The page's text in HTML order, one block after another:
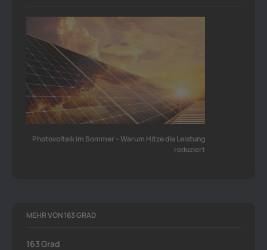
Photovoltaik im Sommer – Warum Hitze die Leistung
reduziert
MEHR VON 163 GRAD
163 Grad